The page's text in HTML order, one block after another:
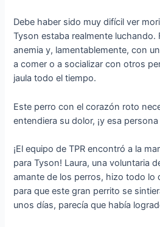
Debe haber sido muy difícil ver
Tyson estaba realmente
anemia y, lamentablemente, con
a comer o a socializar con otros
jaula todo el tiempo.
Este perro con el corazón roto
entendiera su dolor, ¡y esa persona
¡El equipo de TPR encontró a la
para Tyson! Laura, una voluntaria
amante de los perros, hizo todo lo
para que este gran perrito se
unos días, parecía que había